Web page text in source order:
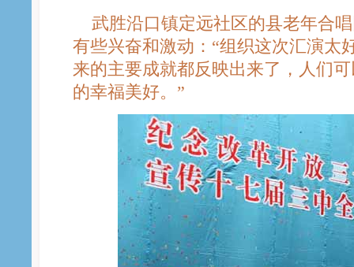
武胜沿口镇定远社区的县老年合
有些兴奋和激动：“组织这次汇演太
来的主要成就都反映出来了，人们
的幸福美好。”